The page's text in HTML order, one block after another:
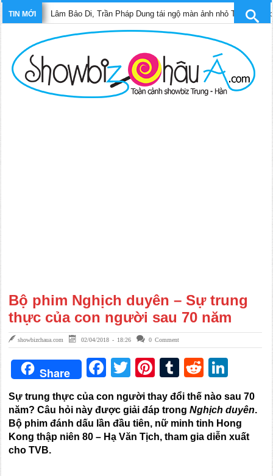
TIN MỚILâm Bảo Di, Trần Pháp Dung tái ngộ màn ảnh nhỏ TVB trong phim
Bộ phim Nghịch duyên – Sự trung
thực của con người sau 70 năm
showbizchaua.com 02/04/2018 - 18:26 0 Comment
Share Facebook
TwitterPinterest
TumblrReddit
Sự trung thực của con người thay đổi thế nào sau 70
năm? Câu hỏi này được giải đáp trongNghịch duyên.
Bộ phim đánh dấu lần đầu tiên, nữ minh tinh Hong
Kong thập niên 80 – Hạ Văn Tịch, tham gia diễn xuất
cho TVB.